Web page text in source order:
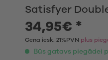
Satisfyer
34,95€ *
Cena iesk. 21%PVN plus
Būs gatavs piegādei